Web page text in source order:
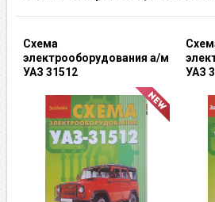
Схема
электрооборудования а/м
УАЗ 31512
УАЗ